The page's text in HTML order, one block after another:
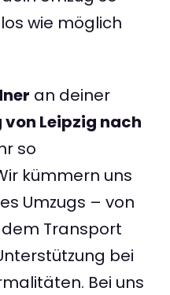
wie möglich
an deiner
von Leipzig nach
so
kümmern uns
Umzugs – von
Transport
bei
Bei uns